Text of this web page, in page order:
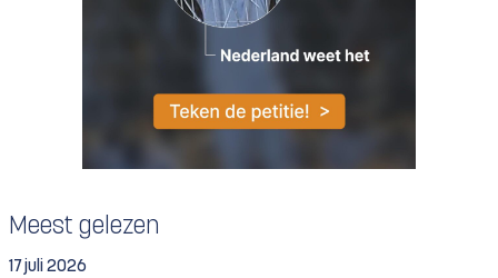
Meest gelezen
17 juli 2026